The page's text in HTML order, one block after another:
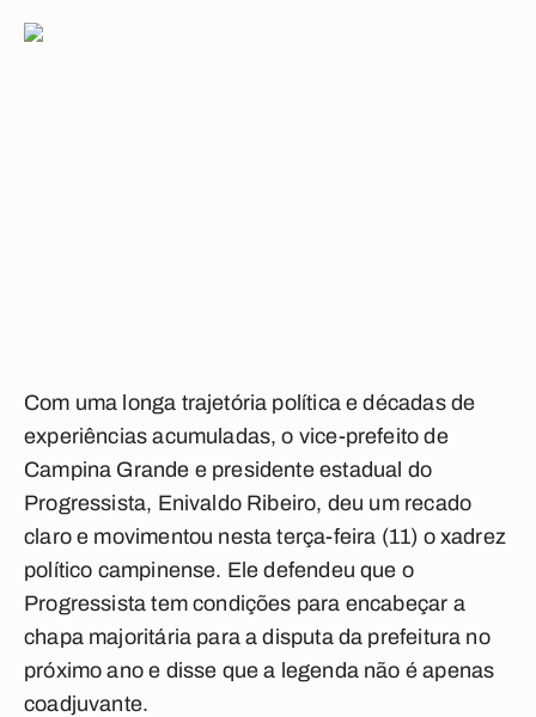
Com uma longa trajetória política e décadas de
experiências acumuladas, o vice-prefeito de
Campina Grande e presidente estadual do
Progressista, Enivaldo Ribeiro, deu um recado
claro e movimentou nesta terça-feira (11) o xadrez
político campinense. Ele defendeu que o
Progressista tem condições para encabeçar a
chapa majoritária para a disputa da prefeitura no
próximo ano e disse que a legenda não é apenas
coadjuvante.